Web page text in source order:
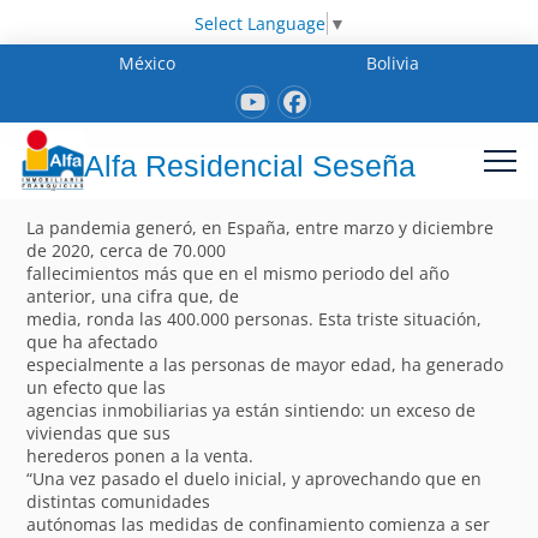
Select Language ▼
México
Bolivia
Alfa Residencial Seseña
La pandemia generó, en España, entre marzo y diciembre
de 2020, cerca de 70.000
fallecimientos más que en el mismo periodo del año
anterior, una cifra que, de
media, ronda las 400.000 personas. Esta triste situación,
que ha afectado
especialmente a las personas de mayor edad, ha generado
un efecto que las
agencias inmobiliarias ya están sintiendo: un exceso de
viviendas que sus
herederos ponen a la venta.
“Una vez pasado el duelo inicial, y aprovechando que en
distintas comunidades
autónomas las medidas de confinamiento comienza a ser